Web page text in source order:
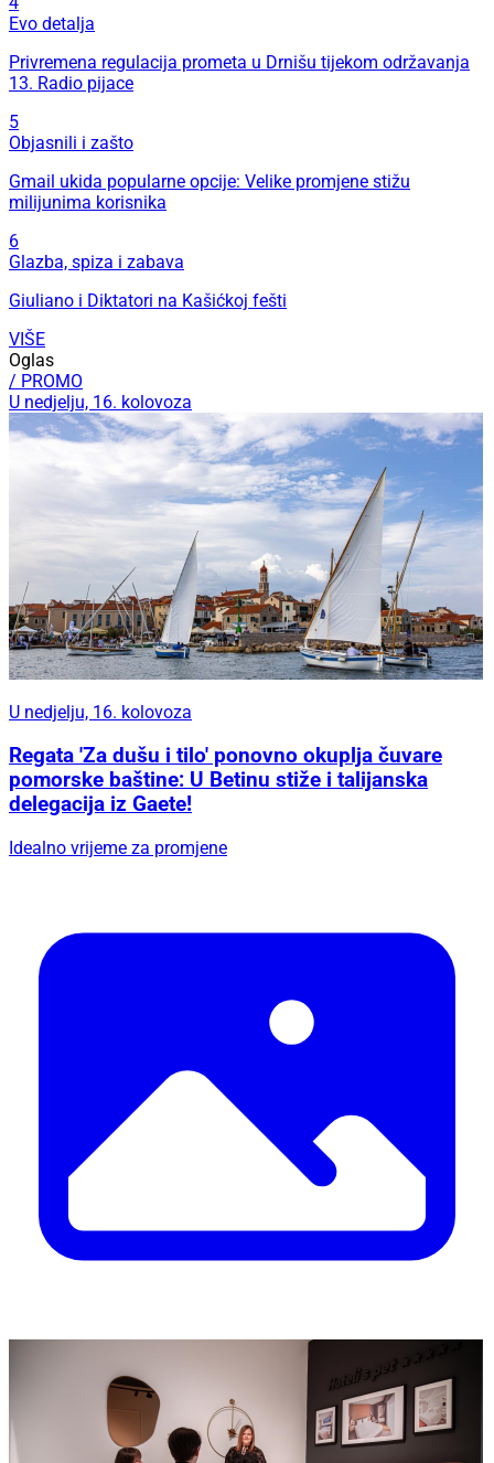
Evo detalja
Privremena regulacija prometa u Drnišu tijekom održavanja
13. Radio pijace
5
Objasnili i zašto
Gmail ukida popularne opcije: Velike promjene stižu
milijunima korisnika
6
Glazba, spiza i zabava
Giuliano i Diktatori na Kašićkoj fešti
VIŠE
Oglas
/ PROMO
U nedjelju, 16. kolovoza
U nedjelju, 16. kolovoza
Regata 'Za dušu i tilo' ponovno okuplja čuvare
pomorske baštine: U Betinu stiže i talijanska
delegacija iz Gaete!
Idealno vrijeme za promjene